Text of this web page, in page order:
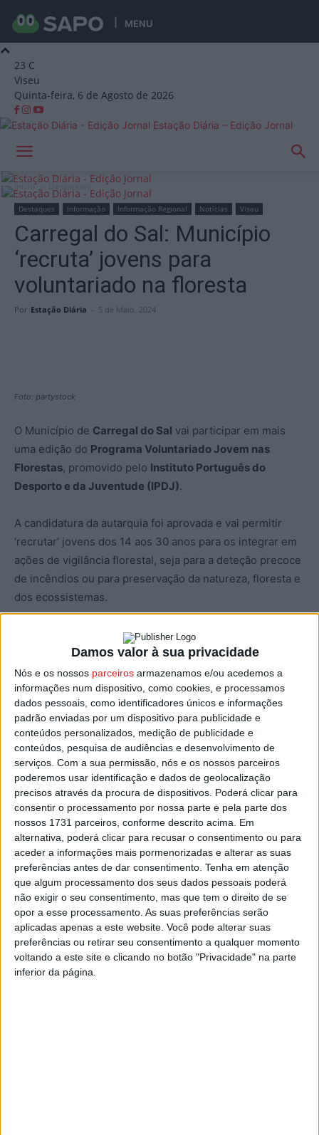
Damos valor à sua privacidade
Nós e os nossos parceiros armazenamos e/ou acedemos a
informações num dispositivo, como cookies, e processamos
dados pessoais, como identificadores únicos e informações
padrão enviadas por um dispositivo para publicidade e
conteúdos personalizados, medição de publicidade e
conteúdos, pesquisa de audiências e desenvolvimento de
serviços. Com a sua permissão, nós e os nossos parceiros
poderemos usar identificação e dados de geolocalização
precisos através da procura de dispositivos. Poderá clicar para
consentir o processamento por nossa parte e pela parte dos
nossos 1731 parceiros, conforme descrito acima. Em
alternativa, poderá clicar para recusar o consentimento ou para
aceder a informações mais pormenorizadas e alterar as suas
preferências antes de dar consentimento. Tenha em atenção
que algum processamento dos seus dados pessoais poderá
não exigir o seu consentimento, mas que tem o direito de se
opor a esse processamento. As suas preferências serão
aplicadas apenas a este website. Você pode alterar suas
preferências ou retirar seu consentimento a qualquer momento
voltando a este site e clicando no botão "Privacidade" na parte
inferior da página.
MENU
23 C
Viseu
Quinta-feira, 6 de Agosto de 2026
Estação Diária – Edição Jornal
Início Destaques
Destaques Informação Informação Regional Notícias Viseu
Carregal do Sal: Município
‘recruta’ jovens para
voluntariado na floresta
Por Estação Diária - 5 de Maio, 2024
Foto: partystock
O Município de Carregal do Sal vai participar em mais
uma edição do Programa Voluntariado Jovem nas
Florestas, promovido pelo Instituto Português do
Desporto e da Juventude (IPDJ).
A candidatura da autarquia foi aprovada e vai permitir
‘recrutar’ jovens dos 14 aos 30 anos para os integrar em
ações de vigilância florestal, seja para a deteção precoce
de incêndios ou para preservação da natureza, floresta e
dos ecossistemas.
Para já, e no site do IPDJ, é tempo de inscrições dos
potenciais interessados e que vão poder receber 13
euros por cada turno de cinco horas.
Cada voluntário poderá cumprir uma ou duas quinzenas
neste projeto de vigilância florestal, e que este ano irá
decorrer entre 05 de agosto e 13 de setembro.
A vigilância será feita com recurso a bicicletas, próprias
ou cedidas pela autarquia, e também vigilância a pé, em
percursos previamente definidos pela Câmara de
Carregal do Sal.
Esta e outras notícias para ouvir na Estação Diária – 96.8
FM ou em www.968.fm.
Pub